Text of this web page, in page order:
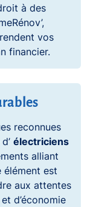
à des
vos
financier.
reconnues
électriciens
alliant
élément est
aux attentes
d’économie